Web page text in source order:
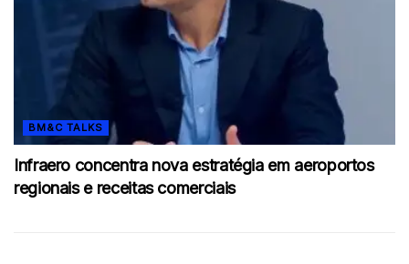
BM&C TALKS
Infraero concentra nova estratégia em aeroportos
regionais e receitas comerciais